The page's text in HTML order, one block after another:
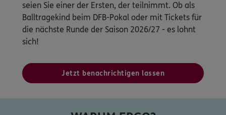
seien Sie einer der Ersten, der teilnimmt. Ob als
Balltragekind beim DFB-Pokal oder mit Tickets für
die nächste Runde der Saison 2026/27 - es lohnt
sich!
Jetzt benachrichtigen lassen